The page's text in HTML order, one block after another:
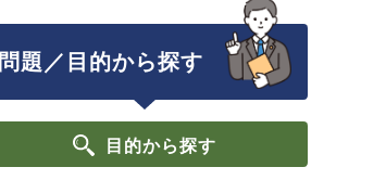
問題／目的から探す
目的から探す